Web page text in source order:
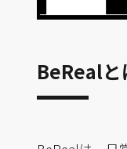
BeRealと